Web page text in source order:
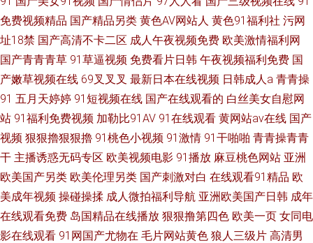
免费视频精品 国产精品另类 黄色AV网站人 黄色91福利社 污网
址18禁 国产高清不卡二区 成人午夜视频免费 欧美激情福利网
国产青青青草 91草逼视频 免费看片日韩 午夜视频福利免费 国
产嫩草视频在线 69叉叉叉 最新日本在线视频 日韩成人a 青青操
91 五月天婷婷 91短视频在线 国产在线观看的 白丝美女自慰网
站 91福利免费视频 加勒比91AV 91在线观看 黄网站av在线 国产
视频 狠狠擼狠狠擼 91桃色小视频 91激情 91干啪啪 青青操青青
干 主播诱惑无码专区 欧美视频电影 91播放 麻豆桃色网站 亚洲
欧美国产另类 欧美伦理另类 国产刺激对白 在线观看91精品 欧
美成年视频 操碰操揉 成人微拍福利导航 亚洲欧美国产日韩 成年
在线观看免费 岛国精品在线播放 狠狠撸第四色 欧美一页 女同电
影在线观看 91网国产尤物在 毛片网站黄色 狼人三级片 高清男